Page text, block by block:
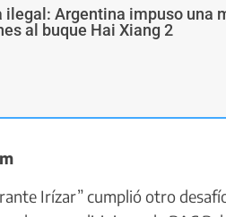
ilegal: Argentina impuso una
al buque Hai Xiang 2
Irízar” cumplió otro